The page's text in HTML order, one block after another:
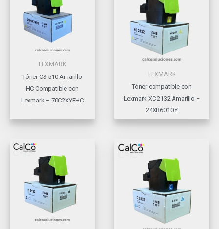
LEXMARK
Tóner CS 510 Amarillo
HC Compatible con
Lexmark – 70C2XYEHC
LEXMARK
Tóner compatible con
Lexmark XC 2132 Amarillo –
24XB6010 Y